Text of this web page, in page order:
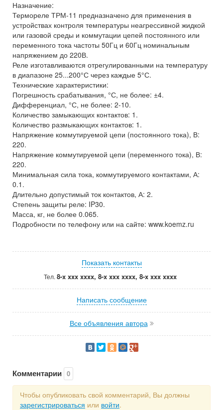
Назначение:
Термореле ТРМ-11 предназначено для применения в
устройствах контроля температуры неагрессивной жидкой
или газовой среды и коммутации цепей постоянного или
переменного тока частоты 50Гц и 60Гц номинальным
напряжением до 220В.
Реле изготавливаются отрегулированными на температуру
в диапазоне 25...200°С через каждые 5°С.
Технические характеристики:
Погрешность срабатывания, °С, не более: ±4.
Дифференциал, °С, не более: 2-10.
Количество замыкающих контактов: 1.
Количество размыкающих контактов: 1.
Напряжение коммутируемой цепи (постоянного тока), В:
220.
Напряжение коммутируемой цепи (переменного тока), В:
220.
Минимальная сила тока, коммутируемого контактами, А:
0.1.
Длительно допустимый ток контактов, А: 2.
Степень защиты реле: IP30.
Масса, кг, не более 0.065.
Подробности по телефону или на сайте: www.koemz.ru
Показать контакты
Тел. 8-x xxx xxxx, 8-x xxx xxxx, 8-x xxx xxxx
Написать сообщение
Все объявления автора
Комментарии 0
Чтобы опубликовать свой комментарий, Вы должны
зарегистрироваться или войти.